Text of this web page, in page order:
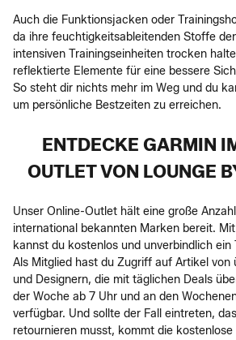
Auch die Funktionsjacken oder
da ihre feuchtigkeitsableitenden Stoffe
intensiven Trainingseinheiten trocken
reflektierte Elemente für eine bessere
So steht dir nichts mehr im Weg und du
um persönliche Bestzeiten zu erreichen.
ENTDECKE GARMIN
OUTLET VON LOUNGE
Unser Online-Outlet hält eine große
international bekannten Marken bereit.
kannst du kostenlos und unverbindlich ein
Als Mitglied hast du Zugriff auf Artikel
und Designern, die mit täglichen Deals
der Woche ab 7 Uhr und an den
verfügbar. Und sollte der Fall eintreten,
retournieren musst, kommt die